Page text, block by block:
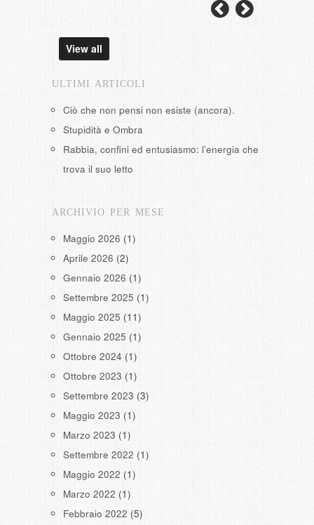
View all
ULTIMI ARTICOLI
Ciò che non pensi non esiste (ancora).
Stupidità e Ombra
Rabbia, confini ed entusiasmo: l’energia che
trova il suo letto
ARCHIVIO PER MESE
Maggio 2026 (1)
Aprile 2026 (2)
Gennaio 2026 (1)
Settembre 2025 (1)
Maggio 2025 (11)
Gennaio 2025 (1)
Ottobre 2024 (1)
Ottobre 2023 (1)
Settembre 2023 (3)
Maggio 2023 (1)
Marzo 2023 (1)
Settembre 2022 (1)
Maggio 2022 (1)
Marzo 2022 (1)
Febbraio 2022 (5)